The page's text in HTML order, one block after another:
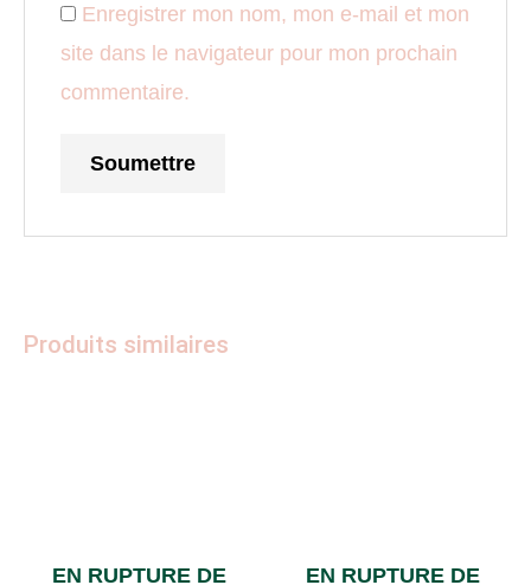
Enregistrer mon nom, mon e-mail et mon
site dans le navigateur pour mon prochain
commentaire.
Produits similaires
EN RUPTURE DE
EN RUPTURE DE